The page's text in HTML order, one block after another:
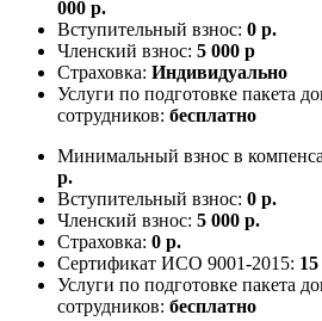
000 р.
Вступительный взнос: 0 р.
Членский взнос: 5 000 р
Страховка: Индивидуально
Услуги по подготовке пакета
сотрудников: бесплатно
Минимальный взнос в
р.
Вступительный взнос: 0 р.
Членский взнос: 5 000 р.
Страховка: 0 р.
Сертификат ИСО 9001-2015:
Услуги по подготовке пакета
сотрудников: бесплатно